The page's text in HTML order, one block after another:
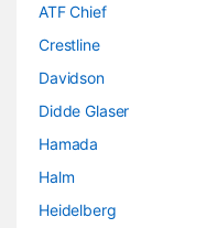
ATF Chief
Crestline
Davidson
Didde Glaser
Hamada
Halm
Heidelberg